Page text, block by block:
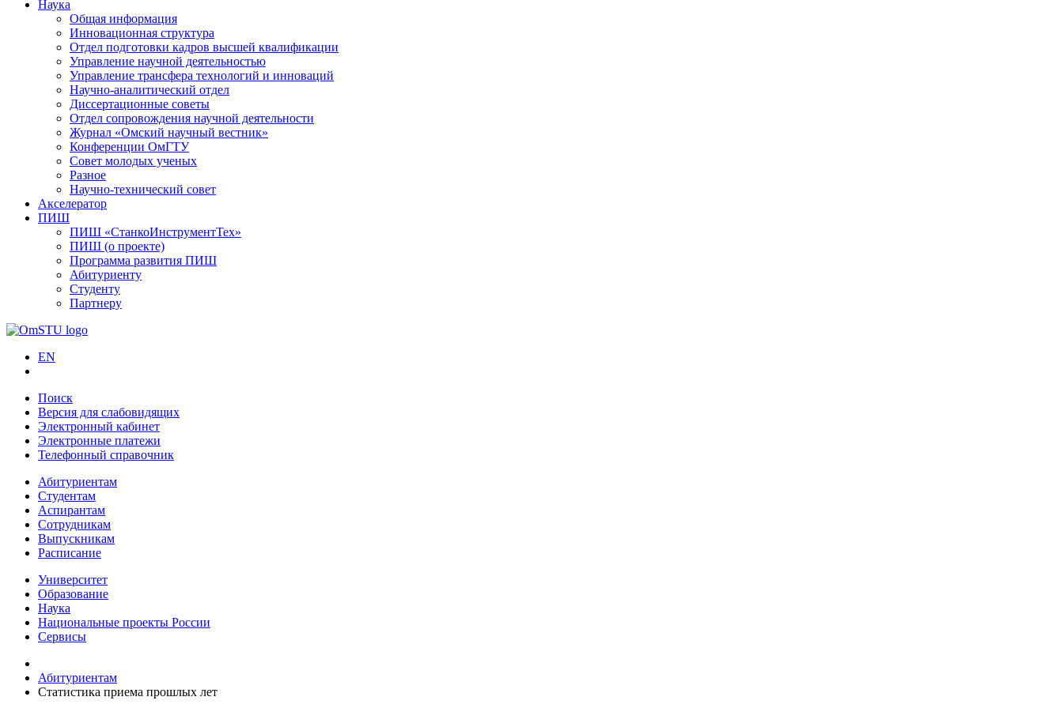
Наука
Общая информация
Инновационная структура
Отдел подготовки кадров высшей квалификации
Управление научной деятельностью
Управление трансфера технологий и инноваций
Научно-аналитический отдел
Диссертационные советы
Отдел сопровождения научной деятельности
Журнал «Омский научный вестник»
Конференции ОмГТУ
Совет молодых ученых
Разное
Научно-технический совет
Акселератор
ПИШ
ПИШ «СтанкоИнструментТех»
ПИШ (о проекте)
Программа развития ПИШ
Абитуриенту
Студенту
Партнеру
EN
Поиск
Версия для слабовидящих
Электронный кабинет
Электронные платежи
Телефонный справочник
Абитуриентам
Студентам
Аспирантам
Сотрудникам
Выпускникам
Расписание
Университет
Образование
Наука
Национальные проекты России
Сервисы
Абитуриентам
Статистика приема прошлых лет